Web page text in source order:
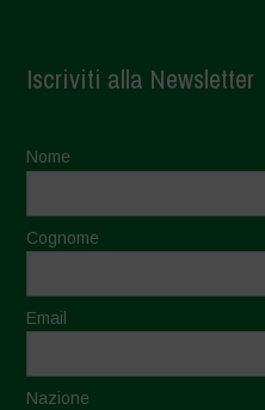
Iscriviti alla Newsletter
Nome
Cognome
Email
Nazione